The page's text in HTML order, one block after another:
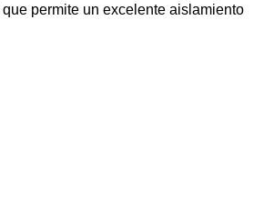
permite un excelente aislamiento